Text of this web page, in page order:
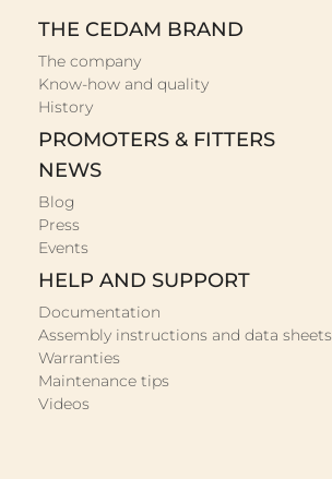
THE CEDAM BRAND
The company
Know-how and quality
History
PROMOTERS & FITTERS
NEWS
Blog
Press
Events
HELP AND SUPPORT
Documentation
Assembly instructions and data sheets
Warranties
Maintenance tips
Videos